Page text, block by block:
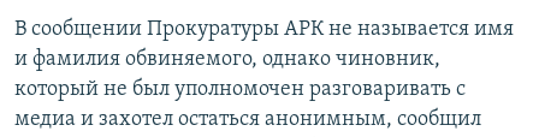
В сообщении Прокуратуры АРК не называется имя
и фамилия обвиняемого, однако чиновник,
который не был уполномочен разговаривать с
медиа и захотел остаться анонимным, сообщил